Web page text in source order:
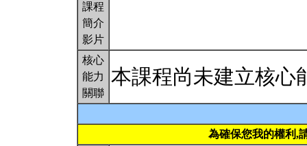
課程
簡介
影片
核心
能力
關聯
本課程尚未建立核心
為確保您我的權利,